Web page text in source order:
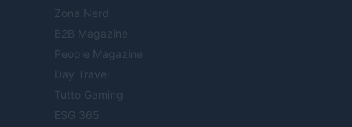
Zona Nerd
B2B Magazine
People Magazine
Day Travel
Tutto Gaming
ESG 365